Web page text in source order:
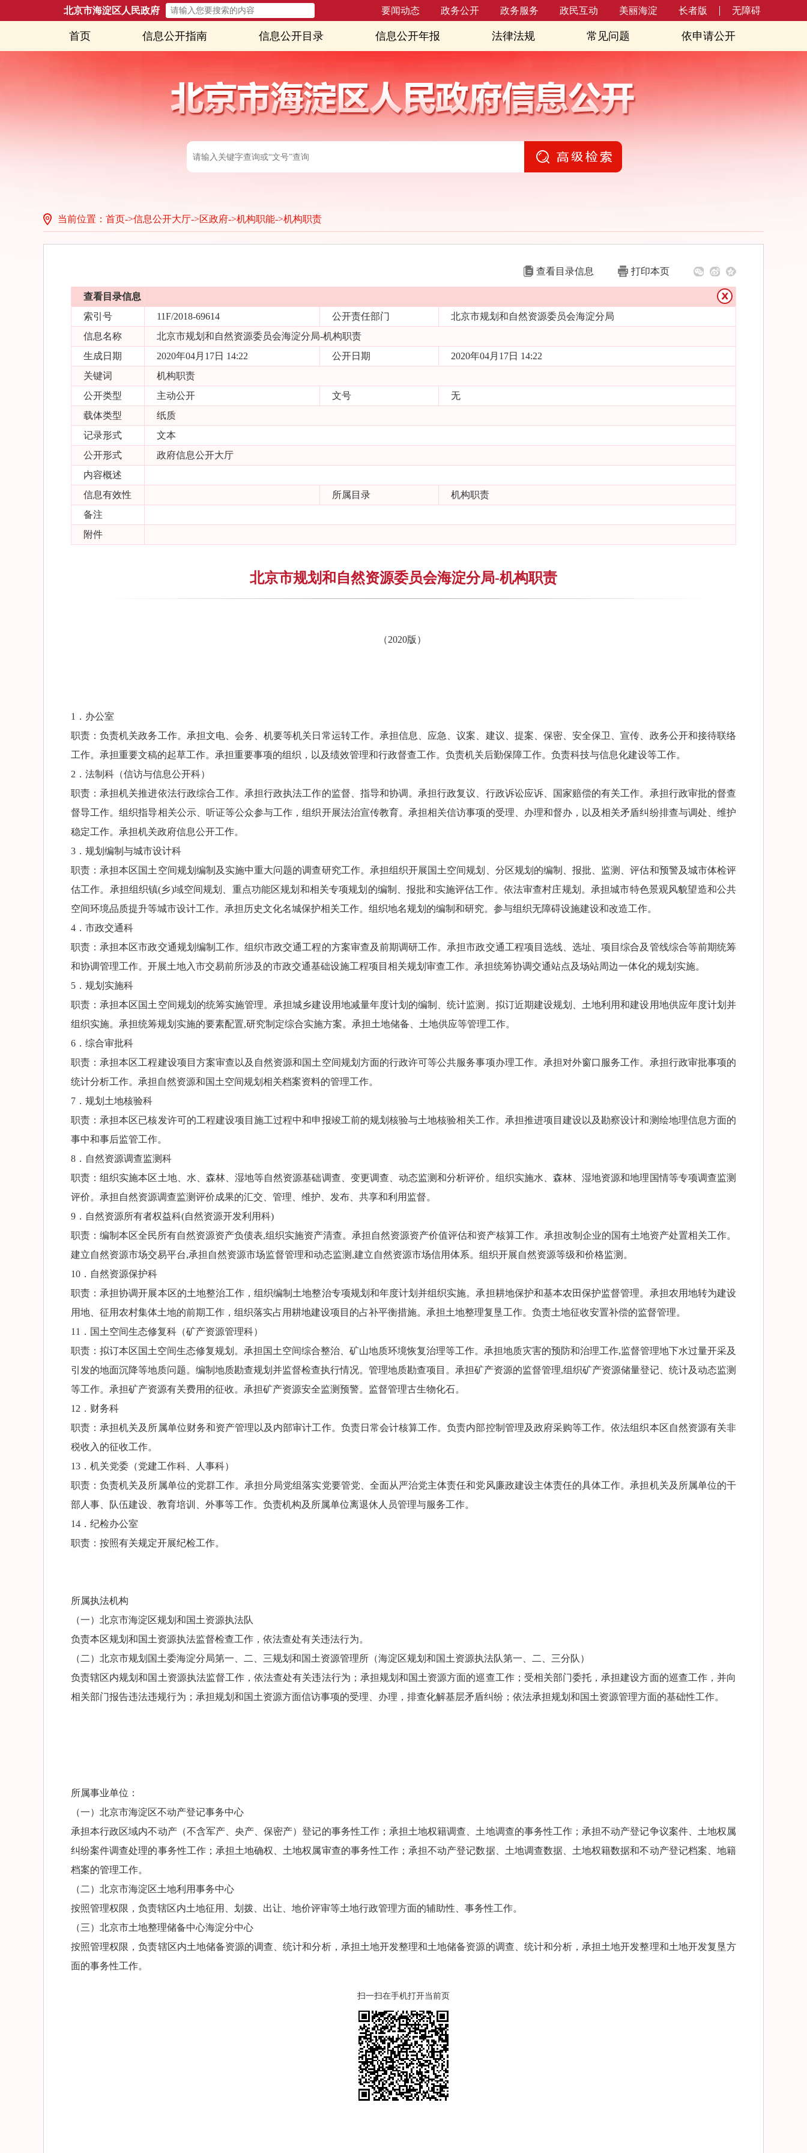
北京市海淀区人民政府 要闻动态 政务公开 政务服务 政民互动 美丽海淀 长者版 无障碍
首页 信息公开指南 信息公开目录 信息公开年报 法律法规 常见问题 依申请公开
当前位置：首页->信息公开大厅->区政府->机构职能->机构职责
打印本页
查看目录信息
查看目录信息
索引号
11F/2018-69614 公开责任部门
北京市规划和自然资源委员会海淀分局
信息名称
北京市规划和自然资源委员会海淀分局-机构职责
生成日期
2020年04月17日 14:22 公开日期
2020年04月17日 14:22
关键词
机构职责
公开类型
主动公开 文号
无
载体类型
纸质
记录形式
文本
公开形式
政府信息公开大厅
内容概述
信息有效性
所属目录
机构职责
备注
附件
北京市规划和自然资源委员会海淀分局-机构职责
（2020版）
1．办公室
职责：负责机关政务工作。承担文电、会务、机要等机关日常运转工作。承担信息、应急、议案、建议、提案、保密、安全保卫、宣传、政务公开和接待联络
工作。承担重要文稿的起草工作。承担重要事项的组织，以及绩效管理和行政督查工作。负责机关后勤保障工作。负责科技与信息化建设等工作。
2．法制科（信访与信息公开科）
职责：承担机关推进依法行政综合工作。承担行政执法工作的监督、指导和协调。承担行政复议、行政诉讼应诉、国家赔偿的有关工作。承担行政审批的督查
督导工作。组织指导相关公示、听证等公众参与工作，组织开展法治宣传教育。承担相关信访事项的受理、办理和督办，以及相关矛盾纠纷排查与调处、维护
稳定工作。承担机关政府信息公开工作。
3．规划编制与城市设计科
职责：承担本区国土空间规划编制及实施中重大问题的调查研究工作。承担组织开展国土空间规划、分区规划的编制、报批、监测、评估和预警及城市体检评
估工作。承担组织镇(乡)域空间规划、重点功能区规划和相关专项规划的编制、报批和实施评估工作。依法审查村庄规划。承担城市特色景观风貌望造和公共
空间环境品质提升等城市设计工作。承担历史文化名城保护相关工作。组织地名规划的编制和研究。参与组织无障碍设施建设和改造工作。
4．市政交通科
职责：承担本区市政交通规划编制工作。组织市政交通工程的方案审查及前期调研工作。承担市政交通工程项目选线、选址、项目综合及管线综合等前期统筹
和协调管理工作。开展土地入市交易前所涉及的市政交通基础设施工程项目相关规划审查工作。承担统筹协调交通站点及场站周边一体化的规划实施。
5．规划实施科
职责：承担本区国土空间规划的统筹实施管理。承担城乡建设用地减量年度计划的编制、统计监测。拟订近期建设规划、土地利用和建设用地供应年度计划并
组织实施。承担统筹规划实施的要素配置,研究制定综合实施方案。承担土地储备、土地供应等管理工作。
6．综合审批科
职责：承担本区工程建设项目方案审查以及自然资源和国土空间规划方面的行政许可等公共服务事项办理工作。承担对外窗口服务工作。承担行政审批事项的
统计分析工作。承担自然资源和国土空间规划相关档案资料的管理工作。
7．规划土地核验科
职责：承担本区已核发许可的工程建设项目施工过程中和申报竣工前的规划核验与土地核验相关工作。承担推进项目建设以及勘察设计和测绘地理信息方面的
事中和事后监管工作。
8．自然资源调查监测科
职责：组织实施本区土地、水、森林、湿地等自然资源基础调查、变更调查、动态监测和分析评价。组织实施水、森林、湿地资源和地理国情等专项调查监测
评价。承担自然资源调查监测评价成果的汇交、管理、维护、发布、共享和利用监督。
9．自然资源所有者权益科(自然资源开发利用科)
职责：编制本区全民所有自然资源资产负债表,组织实施资产清查。承担自然资源资产价值评估和资产核算工作。承担改制企业的国有土地资产处置相关工作。
建立自然资源市场交易平台,承担自然资源市场监督管理和动态监测,建立自然资源市场信用体系。组织开展自然资源等级和价格监测。
10．自然资源保护科
职责：承担协调开展本区的土地整治工作，组织编制土地整治专项规划和年度计划并组织实施。承担耕地保护和基本农田保护监督管理。承担农用地转为建设
用地、征用农村集体土地的前期工作，组织落实占用耕地建设项目的占补平衡措施。承担土地整理复垦工作。负责土地征收安置补偿的监督管理。
11．国土空间生态修复科（矿产资源管理科）
职责：拟订本区国土空间生态修复规划。承担国土空间综合整治、矿山地质环境恢复治理等工作。承担地质灾害的预防和治理工作,监督管理地下水过量开采及
引发的地面沉降等地质问题。编制地质勘查规划并监督检查执行情况。管理地质勘查项目。承担矿产资源的监督管理,组织矿产资源储量登记、统计及动态监测
等工作。承担矿产资源有关费用的征收。承担矿产资源安全监测预警。监督管理古生物化石。
12．财务科
职责：承担机关及所属单位财务和资产管理以及内部审计工作。负责日常会计核算工作。负责内部控制管理及政府采购等工作。依法组织本区自然资源有关非
税收入的征收工作。
13．机关党委（党建工作科、人事科）
职责：负责机关及所属单位的党群工作。承担分局党组落实党要管党、全面从严治党主体责任和党风廉政建设主体责任的具体工作。承担机关及所属单位的干
部人事、队伍建设、教育培训、外事等工作。负责机构及所属单位离退休人员管理与服务工作。
14．纪检办公室
职责：按照有关规定开展纪检工作。
所属执法机构
（一）北京市海淀区规划和国土资源执法队
负责本区规划和国土资源执法监督检查工作，依法查处有关违法行为。
（二）北京市规划国土委海淀分局第一、二、三规划和国土资源管理所（海淀区规划和国土资源执法队第一、二、三分队）
负责辖区内规划和国土资源执法监督工作，依法查处有关违法行为；承担规划和国土资源方面的巡查工作；受相关部门委托，承担建设方面的巡查工作，并向
相关部门报告违法违规行为；承担规划和国土资源方面信访事项的受理、办理，排查化解基层矛盾纠纷；依法承担规划和国土资源管理方面的基础性工作。
所属事业单位：
（一）北京市海淀区不动产登记事务中心
承担本行政区域内不动产（不含军产、央产、保密产）登记的事务性工作；承担土地权籍调查、土地调查的事务性工作；承担不动产登记争议案件、土地权属
纠纷案件调查处理的事务性工作；承担土地确权、土地权属审查的事务性工作；承担不动产登记数据、土地调查数据、土地权籍数据和不动产登记档案、地籍
档案的管理工作。
（二）北京市海淀区土地利用事务中心
按照管理权限，负责辖区内土地征用、划拨、出让、地价评审等土地行政管理方面的辅助性、事务性工作。
（三）北京市土地整理储备中心海淀分中心
按照管理权限，负责辖区内土地储备资源的调查、统计和分析，承担土地开发整理和土地储备资源的调查、统计和分析，承担土地开发整理和土地开发复垦方
面的事务性工作。
扫一扫在手机打开当前页